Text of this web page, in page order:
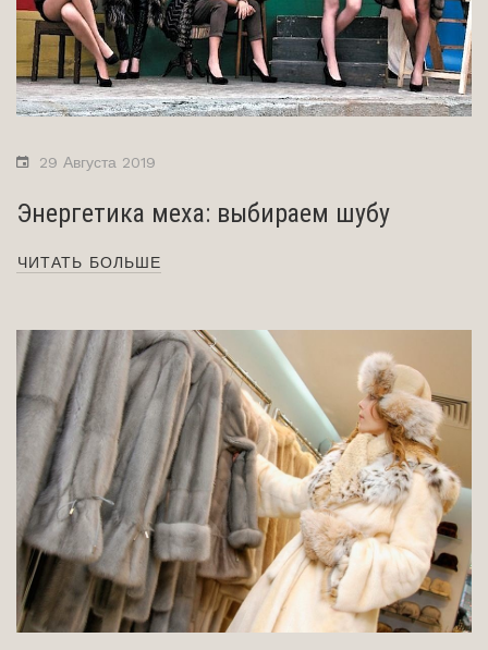
29 Августа 2019
Энергетика меха: выбираем шубу
ЧИТАТЬ БОЛЬШЕ